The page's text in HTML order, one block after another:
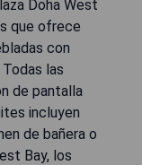
Doha West
que ofrece
con
las
de pantalla
incluyen
de bañera o
Bay, los